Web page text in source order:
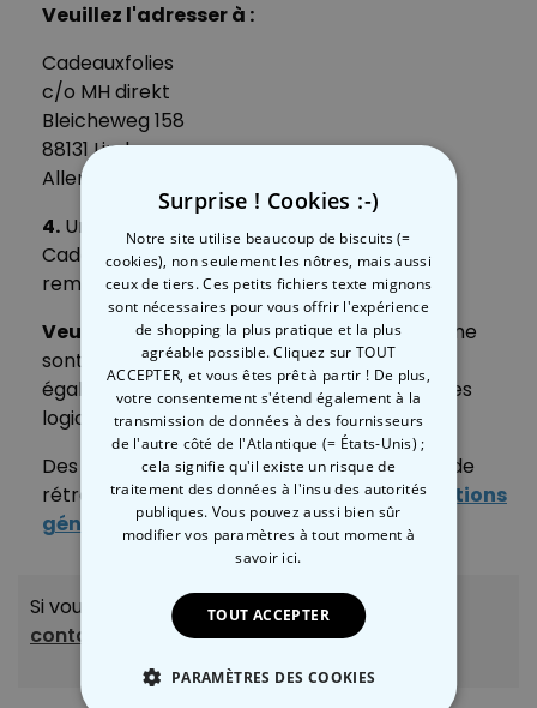
Veuillez l'adresser à :
Cadeauxfolies
c/o MH direkt
Bleicheweg 158
88131 Lindau
Allemagne/Germany
4. Une fois votre colis réceptionné par
CadeauxFolies, votre commande sera
remboursée sous 10 jours.
Veuillez noterque les produits périssables ne
sont pas remboursables. Cela s’applique
également aux produits audio/vidéo et autres
logiciels si vous avez descellé le produit.
Des informations plus détaillées sur le droit de
rétractation, sont à trouver dans nosconditions
générales de vente.
Si vous souhaitez en savoir plus à ce sujet,
contactez-nous!
Surprise ! Cookies :-)
Notre site utilise beaucoup de biscuits (=
cookies), non seulement les nôtres, mais aussi
ceux de tiers. Ces petits fichiers texte mignons
sont nécessaires pour vous offrir l'expérience
de shopping la plus pratique et la plus
agréable possible. Cliquez sur TOUT
ACCEPTER, et vous êtes prêt à partir ! De plus,
votre consentement s'étend également à la
transmission de données à des fournisseurs
de l'autre côté de l'Atlantique (= États-Unis) ;
cela signifie qu'il existe un risque de
traitement des données à l'insu des autorités
publiques. Vous pouvez aussi bien sûr
modifier vos paramètres à tout moment à
savoir ici.
TOUT ACCEPTER
PARAMÈTRES DES COOKIES